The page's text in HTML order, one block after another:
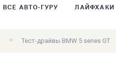
ВСЕ АВТО-ГУРУ ЛАЙФХАКИ
Тест-драйвы BMW 5 series GT